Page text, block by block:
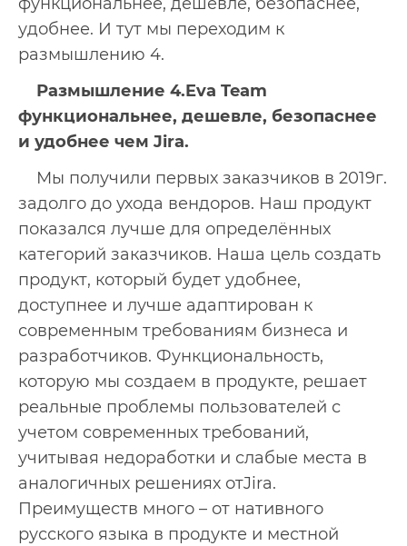
функциональнее, дешевле, безопаснее,
удобнее. И тут мы переходим к
размышлению 4.
Размышление 4.Eva Team
функциональнее, дешевле, безопаснее
и удобнее чем Jira.
Мы получили первых заказчиков в 2019г.
задолго до ухода вендоров. Наш продукт
показался лучше для определённых
категорий заказчиков. Наша цель создать
продукт, который будет удобнее,
доступнее и лучше адаптирован к
современным требованиям бизнеса и
разработчиков. Функциональность,
которую мы создаем в продукте, решает
реальные проблемы пользователей с
учетом современных требований,
учитывая недоработки и слабые места в
аналогичных решениях отJira.
Преимуществ много – от нативного
русского языка в продукте и местной